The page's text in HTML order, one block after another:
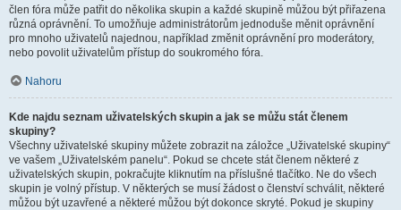
člen fóra může patřit do několika skupin a každé skupině můžou být přiřazena
různá oprávnění. To umožňuje administrátorům jednoduše měnit oprávnění
pro mnoho uživatelů najednou, například změnit oprávnění pro moderátory,
nebo povolit uživatelům přístup do soukromého fóra.
Nahoru
Kde najdu seznam uživatelských skupin a jak se můžu stát členem
skupiny?
Všechny uživatelské skupiny můžete zobrazit na záložce „Uživatelské skupiny“
ve vašem „Uživatelském panelu“. Pokud se chcete stát členem některé z
uživatelských skupin, pokračujte kliknutím na příslušné tlačítko. Ne do všech
skupin je volný přístup. V některých se musí žádost o členství schválit, některé
můžou být uzavřené a některé můžou být dokonce skryté. Pokud je skupiny